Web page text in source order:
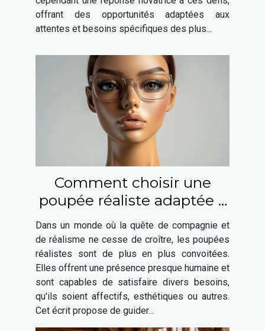
offrant des opportunités adaptées aux
attentes et besoins spécifiques des plus...
Comment choisir une
poupée réaliste adaptée à
vos besoins ?
Dans un monde où la quête de compagnie et
de réalisme ne cesse de croître, les poupées
réalistes sont de plus en plus convoitées.
Elles offrent une présence presque humaine et
sont capables de satisfaire divers besoins,
qu'ils soient affectifs, esthétiques ou autres.
Cet écrit propose de guider...